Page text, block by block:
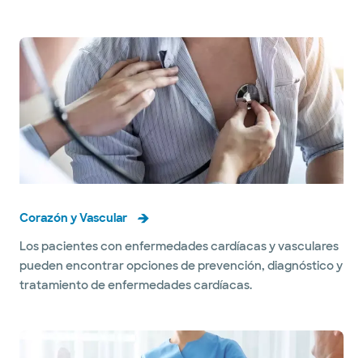
Corazón y Vascular
Los pacientes con enfermedades cardíacas y vasculares
pueden encontrar opciones de prevención, diagnóstico y
tratamiento de enfermedades cardíacas.